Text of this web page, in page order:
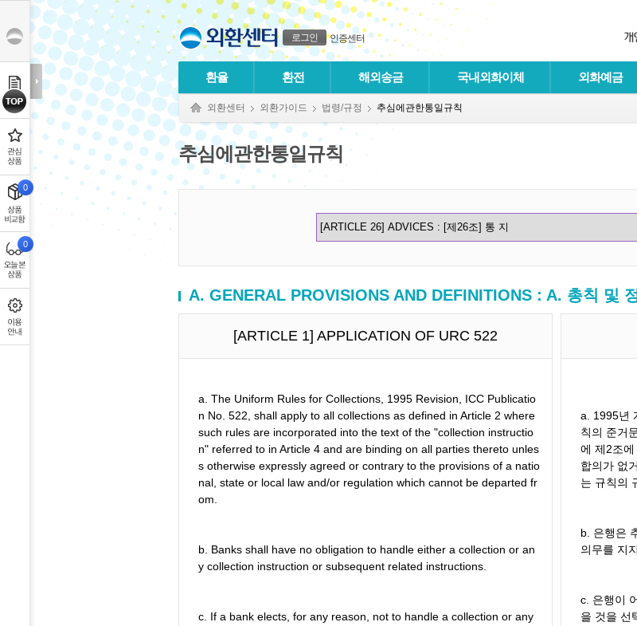
본문으로 바로가기
푸터 바로가기
로그인 인증센터
환율 환전 해외송금 국내외화이체 외화예금
외환센터 외환가이드 법령/규정 추심에관한통일규칙
추심에관한통일규칙
A. GENERAL PROVISIONS AND DEFINITIONS : A. 총칙 및
[ARTICLE 1] APPLICATION OF URC 522
a. The Uniform Rules for Collections, 1995 Revision, ICC Publicatio
n No. 522, shall apply to all collections as defined in Article 2 where
such rules are incorporated into the text of the "collection instructio
n" referred to in Article 4 and are binding on all parties thereto unles
s otherwise expressly agreed or contrary to the provisions of a natio
nal, state or local law and/or regulation which cannot be departed fr
om.
b. Banks shall have no obligation to handle either a collection or an
y collection instruction or subsequent related instructions.
c. If a bank elects, for any reason, not to handle a collection or any
a. 1995년
칙의 준거
에 제2조
합의가 없
는 규칙의
b. 은행은
의무를 지
c. 은행이
을 것을 선
0
0